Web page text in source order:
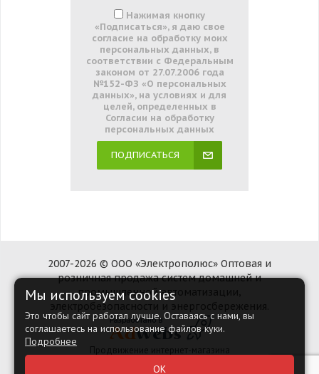
Нажимая кнопку
«Подписаться», я даю свое
согласие на обработку моих
персональных данных, в
соответствии с Федеральным
законом от 27.07.2006 года
№152-ФЗ «О персональных
данных», на условиях и для
целей, определенных в
Согласии на обработку
персональных данных
ПОДПИСАТЬСЯ
2007-2026 © ООО «Электрополюс» Оптовая и
розничная продажа систем домашней и
промышленной автоматизации,
электробезопасности и энергосбережения.
Наверх
Мы используем cookies
Это чтобы сайт работал лучше. Оставаясь с нами, вы
соглашаетесь на использование файлов куки.
Подробнее
ОК